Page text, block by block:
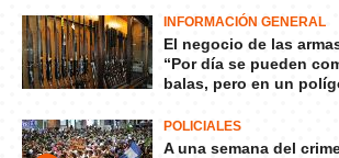
INFORMACIÓN GENERAL
El negocio de las
“Por día se pueden
balas, pero en un
POLICIALES
A una semana del